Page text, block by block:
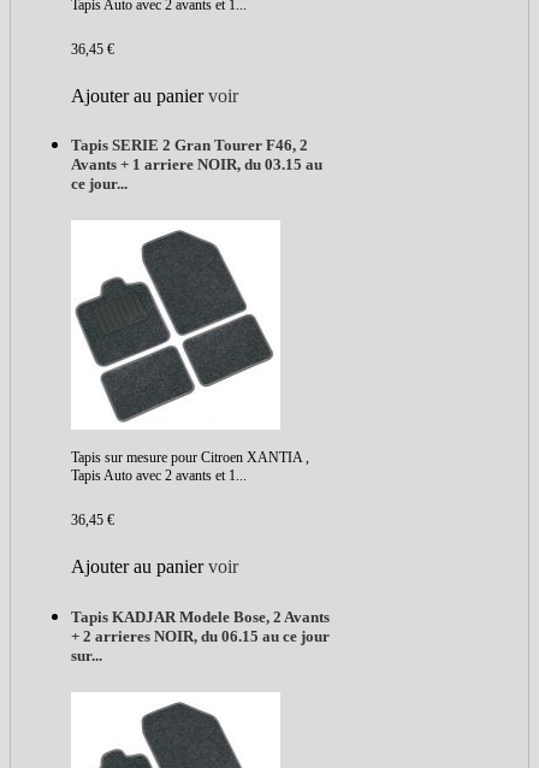
Tapis Auto avec 2 avants et 1...
36,45 €
Ajouter au panier voir
Tapis SERIE 2 Gran Tourer F46, 2
Avants + 1 arriere NOIR, du 03.15 au
ce jour...
Tapis sur mesure pour Citroen XANTIA ,
Tapis Auto avec 2 avants et 1...
36,45 €
Ajouter au panier voir
Tapis KADJAR Modele Bose, 2 Avants
+ 2 arrieres NOIR, du 06.15 au ce jour
sur...